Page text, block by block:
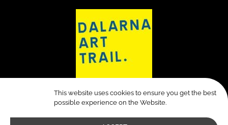
© All rights reserved Verket Avesta 2026
This website uses cookies to ensure you get the best
possible experience on the Website.